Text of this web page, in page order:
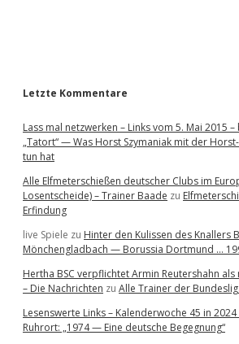
Letzte Kommentare
Lass mal netzwerken – Links vom 5. Mai 2015
„Tatort“ — Was Horst Szymaniak mit der
tun hat
Alle Elfmeterschießen deutscher Clubs im
Losentscheide) – Trainer Baade zu
Erfindung
live Spiele zu Hinter den Kulissen des Knallers
Mönchengladbach — Borussia Dortmund …
Hertha BSC verpflichtet Armin Reutershahn als
– Die Nachrichten zu Alle Trainer der
Lesenswerte Links – Kalenderwoche 45 in 2024
Ruhrort: „1974 — Eine deutsche Begegnung“